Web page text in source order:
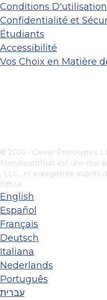
Conditions D'utilisation
Confidentialité et
Étudiants
Accessibilité
Vos Choix en Matière
© 2026 - Clever Prototypes,
StoryboardThat est une
, LLC , et enregistrée auprès
Office
English
Español
Français
Deutsch
Italiana
Nederlands
Português
עברית